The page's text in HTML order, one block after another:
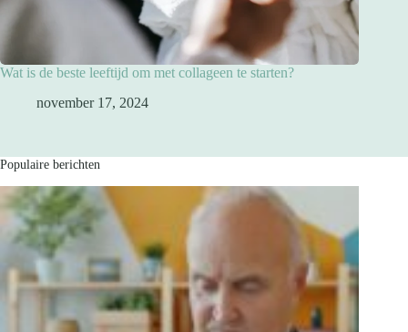
Wat is de beste leeftijd om met collageen te starten?
november 17, 2024
Populaire berichten